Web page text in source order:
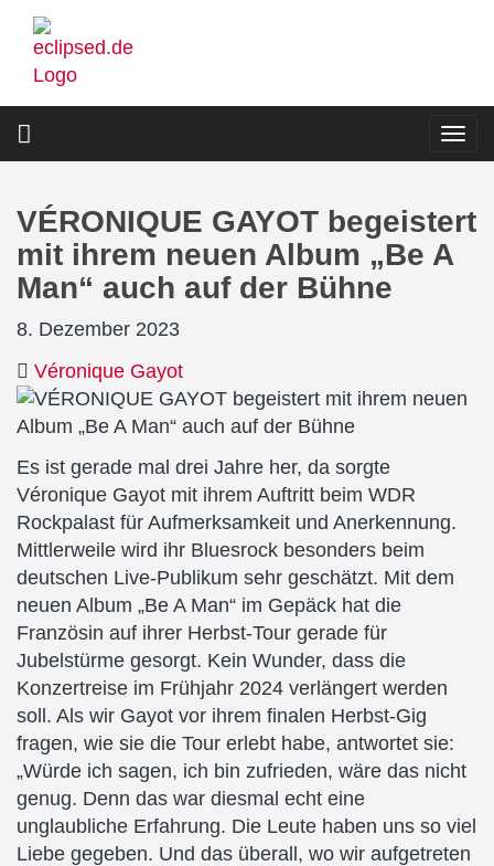
Direkt
zum
Inhalt
VÉRONIQUE GAYOT begeistert
mit ihrem neuen Album „Be A
Man“ auch auf der Bühne
8. Dezember 2023
Véronique Gayot
Es ist gerade mal drei Jahre her, da sorgte
Véronique Gayot mit ihrem Auftritt beim WDR
Rockpalast für Aufmerksamkeit und Anerkennung.
Mittlerweile wird ihr Bluesrock besonders beim
deutschen Live-Publikum sehr geschätzt. Mit dem
neuen Album „Be A Man“ im Gepäck hat die
Französin auf ihrer Herbst-Tour gerade für
Jubelstürme gesorgt. Kein Wunder, dass die
Konzertreise im Frühjahr 2024 verlängert werden
soll. Als wir Gayot vor ihrem finalen Herbst-Gig
fragen, wie sie die Tour erlebt habe, antwortet sie:
„Würde ich sagen, ich bin zufrieden, wäre das nicht
genug. Denn das war diesmal echt eine
unglaubliche Erfahrung. Die Leute haben uns so viel
Liebe gegeben. Und das überall, wo wir aufgetreten